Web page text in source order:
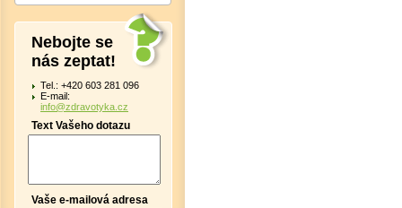
Nebojte se
nás zeptat!
Tel.: +420 603 281 096
E-mail:
info@zdravotyka.cz
Text Vašeho dotazu
Vaše e-mailová adresa